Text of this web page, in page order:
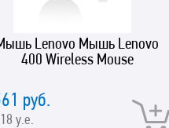
Lenovo Мышь Lenovo
400 Wireless Mouse
руб.
у.е.